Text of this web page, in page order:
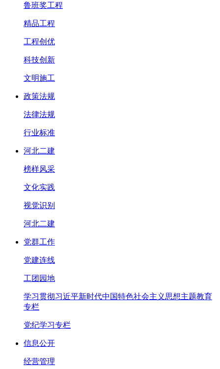
鲁班奖工程
精品工程
工程创优
科技创新
文明施工
政策法规
法律法规
行业标准
河北二建
榜样风采
文化实践
视觉识别
河北二建
党群工作
党建连线
工团园地
学习贯彻习近平新时代中国特色社会主义思想主题教育
专栏
党纪学习专栏
信息公开
经营管理